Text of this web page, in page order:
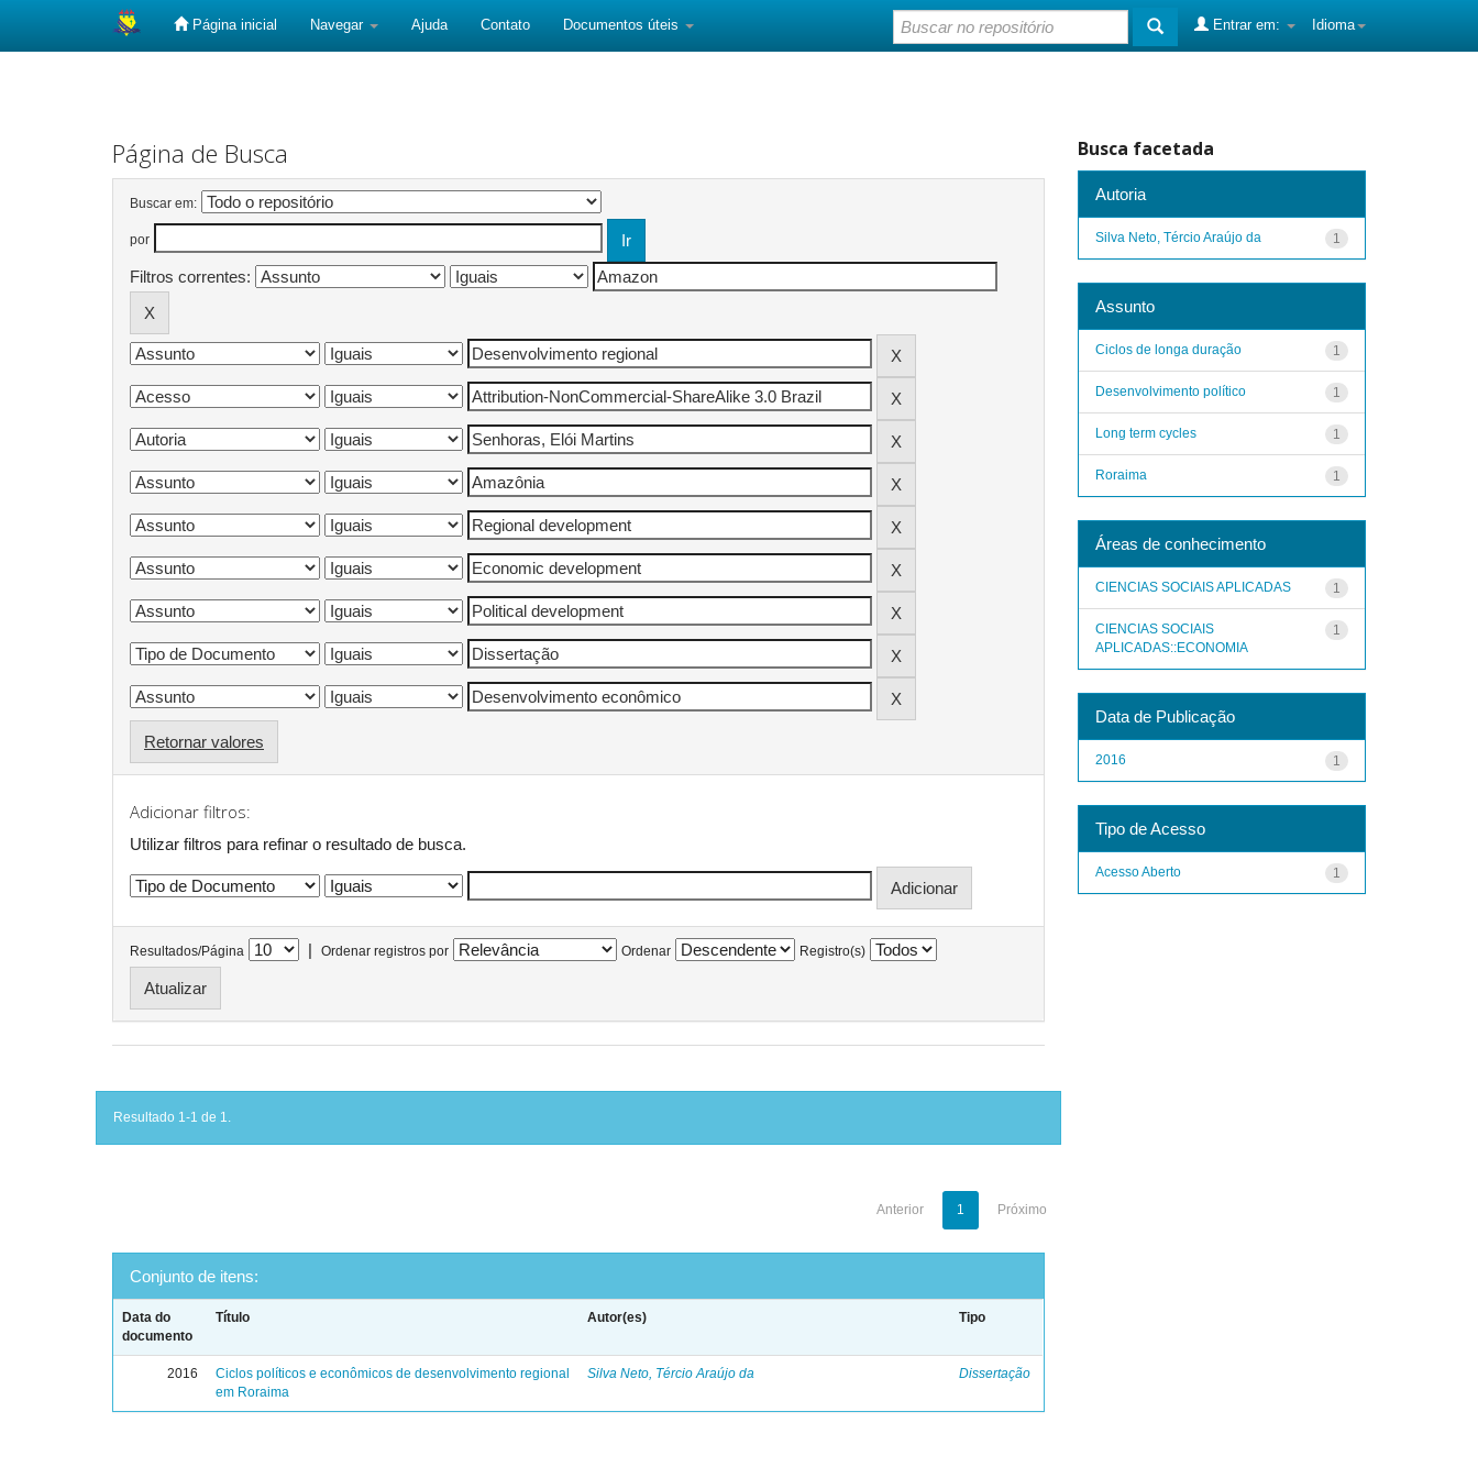
Página inicial Navegar Ajuda Contato Documentos úteis Idioma
Entrar em:
Página de Busca
Buscar em:
por
Filtros correntes:
Retornar valores
Adicionar filtros:
Utilizar filtros para refinar o resultado de busca.
Resultados/Página | Ordenar registros por Ordenar Registro(s)
Resultado 1-1 de 1.
Anterior 1 Próximo
Conjunto de itens:
Data do
documento
Título Autor(es) Tipo
2016
Ciclos políticos e econômicos de desenvolvimento regional
em Roraima
Silva Neto, Tércio Araújo da Dissertação
Busca facetada
Autoria
1
Silva Neto, Tércio Araújo da
Assunto
1
Ciclos de longa duração
1
Desenvolvimento político
1
Long term cycles
1
Roraima
Áreas de conhecimento
1
CIENCIAS SOCIAIS APLICADAS
1
CIENCIAS SOCIAIS
APLICADAS::ECONOMIA
Data de Publicação
1
2016
Tipo de Acesso
1
Acesso Aberto